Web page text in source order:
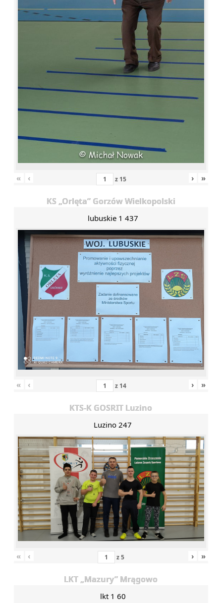
« ‹ z 15 › »
KS „Orlęta” Gorzów Wielkopolski
lubuskie 1 437
« ‹ z 14 › »
KTS-K GOSRIT Luzino
Luzino 247
« ‹ z5 › »
LKT „Mazury” Mrągowo
lkt 1 60